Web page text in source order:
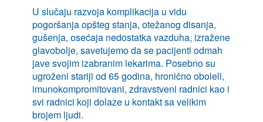
U slučaju razvoja komplikacija u vidu
pogoršanja opšteg stanja, otežanog disanja,
gušenja, osećaja nedostatka vazduha, izražene
glavobolje, savetujemo da se pacijenti odmah
jave svojim izabranim lekarima. Posebno su
ugroženi stariji od 65 godina, hronično oboleli,
imunokompromitovani, zdravstveni radnici kao i
svi radnici koji dolaze u kontakt sa velikim
brojem ljudi.